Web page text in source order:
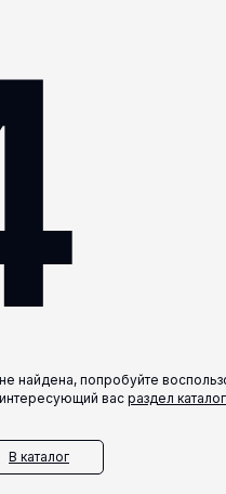
найдена, попробуйте
вас раздел
В каталог